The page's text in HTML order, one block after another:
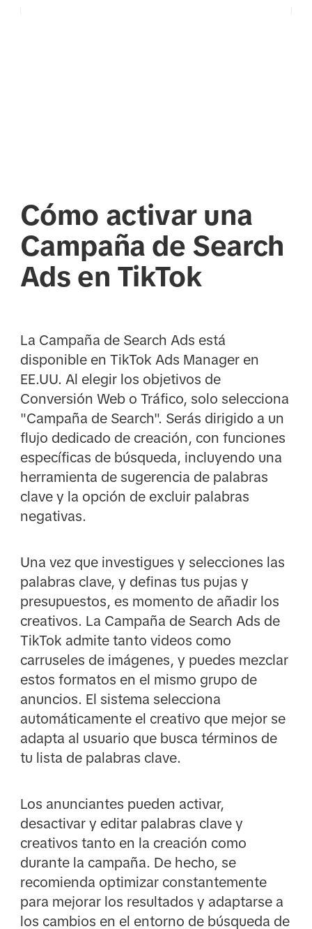
Cómo activar una
Campaña de Search
Ads en TikTok
La Campaña de Search Ads está
disponible en TikTok Ads Manager en
EE.UU. Al elegir los objetivos de
Conversión Web o Tráfico, solo selecciona
"Campaña de Search". Serás dirigido a un
flujo dedicado de creación, con funciones
específicas de búsqueda, incluyendo una
herramienta de sugerencia de palabras
clave y la opción de excluir palabras
negativas.
Una vez que investigues y selecciones las
palabras clave, y definas tus pujas y
presupuestos, es momento de añadir los
creativos. La Campaña de Search Ads de
TikTok admite tanto videos como
carruseles de imágenes, y puedes mezclar
estos formatos en el mismo grupo de
anuncios. El sistema selecciona
automáticamente el creativo que mejor se
adapta al usuario que busca términos de
tu lista de palabras clave.
Los anunciantes pueden activar,
desactivar y editar palabras clave y
creativos tanto en la creación como
durante la campaña. De hecho, se
recomienda optimizar constantemente
para mejorar los resultados y adaptarse a
los cambios en el entorno de búsqueda de